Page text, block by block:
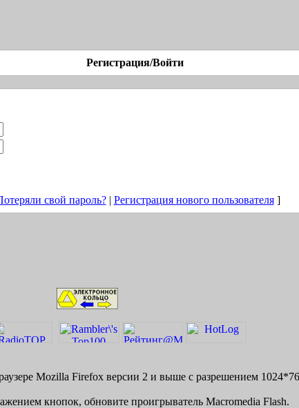
Регистрация/Войти
свой пароль?| Регистрация нового пользователя]
Mozilla Firefox версии 2 и выше с разрешением
кнопок, обновите проигрыватель Macromedia Flash.